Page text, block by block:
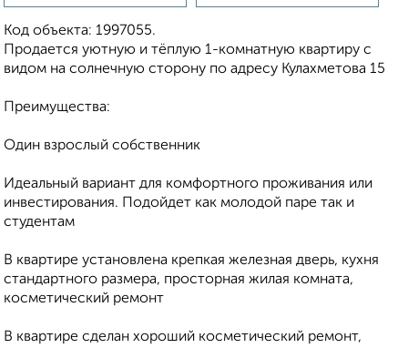
Код объекта: 1997055.
Продается уютную и тёплую 1-комнатную квартиру с
видом на солнечную сторону по адресу Кулахметова 15
Преимущества:
Один взрослый собственник
Идеальный вариант для комфортного проживания или
инвестирования. Подойдет как молодой паре так и
студентам
В квартире установлена крепкая железная дверь, кухня
стандартного размера, просторная жилая комната,
косметический ремонт
В квартире сделан хороший косметический ремонт,